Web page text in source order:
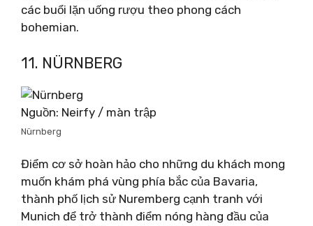
các buổi lặn uống rượu theo phong cách
bohemian.
11. NÜRNBERG
Nguồn: Neirfy / màn trập
Nürnberg
Điểm cơ sở hoàn hảo cho những du khách mong
muốn khám phá vùng phía bắc của Bavaria,
thành phố lịch sử Nuremberg cạnh tranh với
Munich để trở thành điểm nóng hàng đầu của